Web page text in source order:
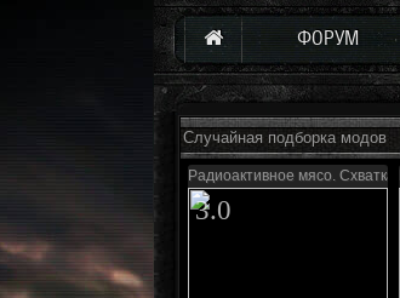
ФОРУМ
Случайная подборка модов
Радиоактивное мясо. Схватка
3.0